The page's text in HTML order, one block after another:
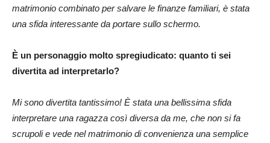
matrimonio combinato per salvare le finanze familiari, è stata
una sfida interessante da portare sullo schermo.
È un personaggio molto spregiudicato: quanto ti sei
divertita ad interpretarlo?
Mi sono divertita tantissimo! È stata una bellissima sfida
interpretare una ragazza così diversa da me, che non si fa
scrupoli e vede nel matrimonio di convenienza una semplice